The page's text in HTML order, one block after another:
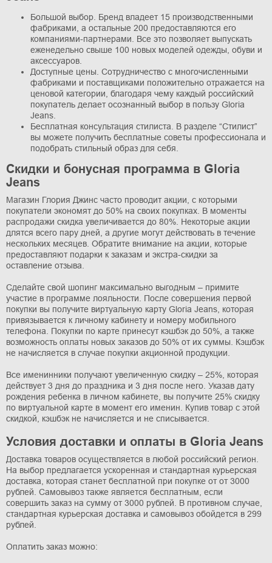
Большой выбор. Бренд владеет 15 производственными
фабриками, а остальные 200 предоставляются его
компаниями-партнерами. Все это позволяет выпускать
еженедельно свыше 100 новых моделей одежды, обуви и
аксессуаров.
Доступные цены. Сотрудничество с многочисленными
фабриками и поставщиками положительно отражается на
ценовой категории, благодаря чему каждый российский
покупатель делает осознанный выбор в пользу Gloria
Jeans.
Бесплатная консультация стилиста. В разделе “Стилист”
вы можете получить бесплатные советы профессионала и
подобрать стильный образ для себя.
Скидки и бонусная программа в Gloria
Jeans
Магазин Глория Джинс часто проводит акции, с которыми
покупатели экономят до 50% на своих покупках. В моменты
распродажи скидка увеличивается до 80%. Некоторые акции
длятся всего пару дней, а другие могут действовать в течение
нескольких месяцев. Обратите внимание на акции, которые
предоставляют подарки к заказам и экстра-скидки за
оставление отзыва.
Сделайте свой шопинг максимально выгодным – примите
участие в программе лояльности. После совершения первой
покупки вы получите виртуальную карту Gloria Jeans, которая
привязывается к личному кабинету и номеру мобильного
телефона. Покупки по карте принесут кэшбэк до 50%, а также
возможность оплаты новых заказов до 50% от их суммы. Кэшбэк
не начисляется в случае покупки акционной продукции.
Все именинники получают увеличенную скидку – 25%, которая
действует 3 дня до праздника и 3 дня после него. Указав дату
рождения ребенка в личном кабинете, вы получите 25% скидку
по виртуальной карте в момент его именин. Купив товар с этой
скидкой, кэшбэк не начисляется и не списывается.
Условия доставки и оплаты в Gloria Jeans
Доставка товаров осуществляется в любой российский регион.
На выбор предлагается ускоренная и стандартная курьерская
доставка, которая станет бесплатной при покупке от от 3000
рублей. Самовывоз также является бесплатным, если
совершить заказ на сумму от 3000 рублей. В противном случае,
стандартная курьерская доставка и самовывоз обойдется в 299
рублей.
Оплатить заказ можно: